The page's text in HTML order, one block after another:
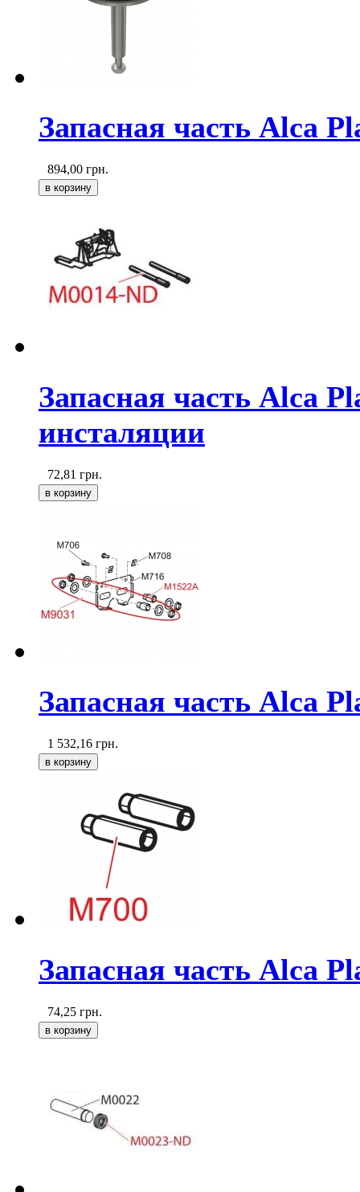
Запасная часть Alca
894,00 грн.
Запасная часть Alca
инсталяции
72,81 грн.
Запасная часть Alca
1 532,16 грн.
Запасная часть Alca
74,25 грн.